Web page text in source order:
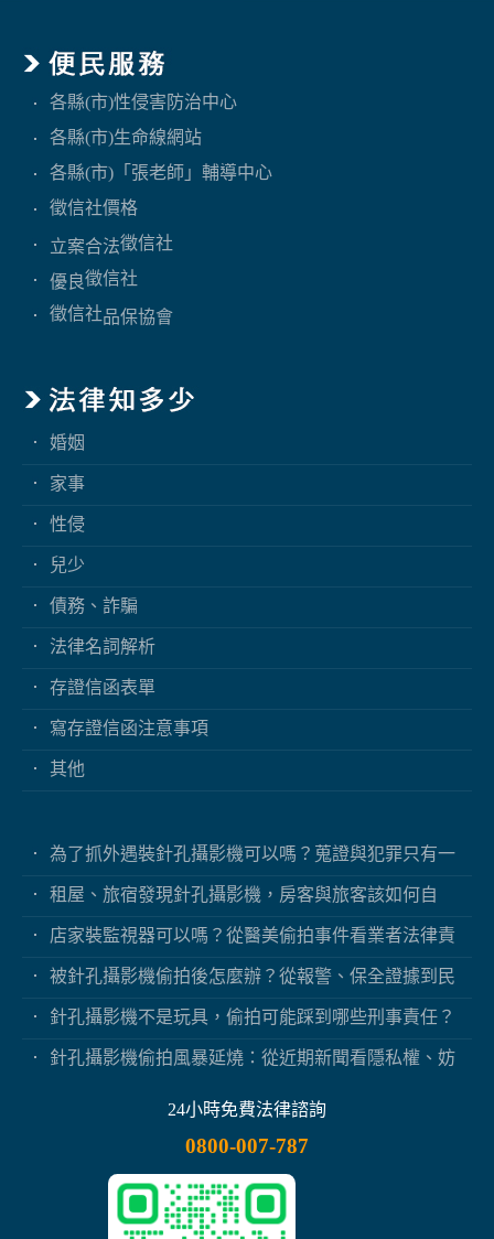
各縣(市)性侵害防治中心
各縣(市)生命線網站
各縣(市)「張老師」輔導中心
徵信社價格
立案合法徵信社
優良徵信社
徵信社品保協會
婚姻
家事
性侵
兒少
債務、詐騙
法律名詞解析
存證信函表單
寫存證信函注意事項
其他
為了抓外遇裝針孔攝影機可以嗎？蒐證與犯罪只有一
租屋、旅宿發現針孔攝影機，房客與旅客該如何自
店家裝監視器可以嗎？從醫美偷拍事件看業者法律責
被針孔攝影機偷拍後怎麼辦？從報警、保全證據到民
針孔攝影機不是玩具，偷拍可能踩到哪些刑事責任？
針孔攝影機偷拍風暴延燒：從近期新聞看隱私權、妨
24小時免費法律諮詢
0800-007-787